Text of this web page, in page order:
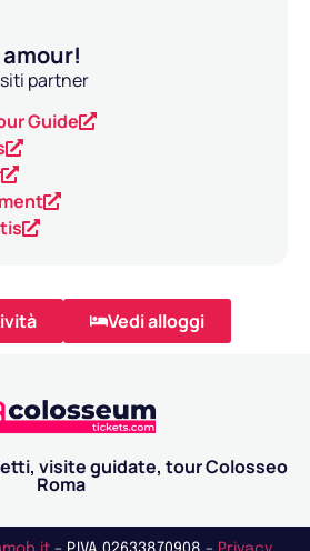
partner
Guide
Vedi alloggi
visite guidate, tour Colosseo
Roma